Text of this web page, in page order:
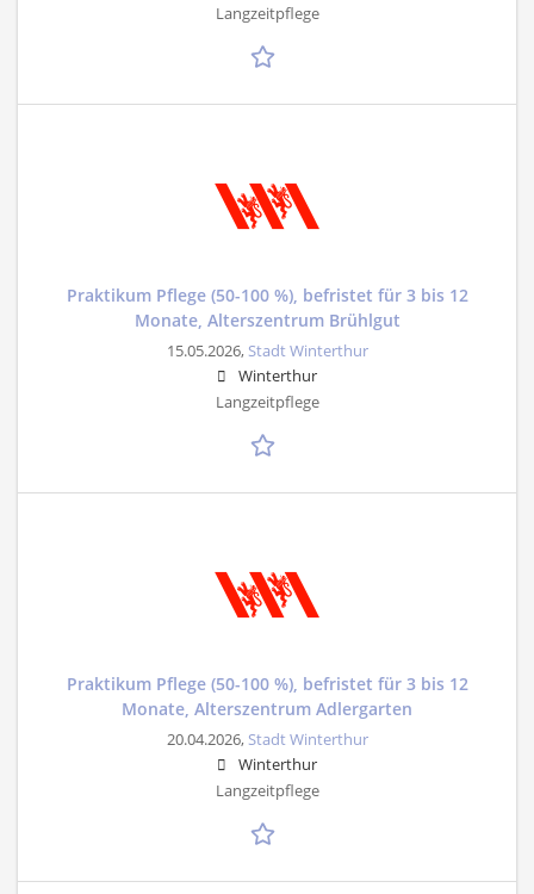
Langzeitpflege
Praktikum Pflege (50-100 %), befristet für 3 bis 12
Monate, Alterszentrum Brühlgut
15.05.2026, Stadt Winterthur
Winterthur
Langzeitpflege
Praktikum Pflege (50-100 %), befristet für 3 bis 12
Monate, Alterszentrum Adlergarten
20.04.2026, Stadt Winterthur
Winterthur
Langzeitpflege